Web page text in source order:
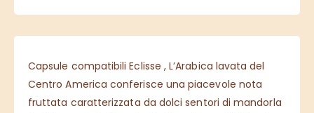
Capsule compatibili Eclisse , L’Arabica lavata del
Centro America conferisce una piacevole nota
fruttata caratterizzata da dolci sentori di mandorla